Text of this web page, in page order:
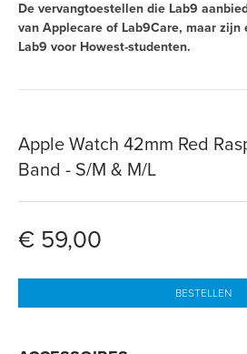
De vervangtoestellen die Lab9
van Applecare of Lab9Care, maar zijn
Lab9 voor Howest-studenten.
Apple Watch 42mm Red
Band - S/M & M/L
€ 59,00
BESTELLEN